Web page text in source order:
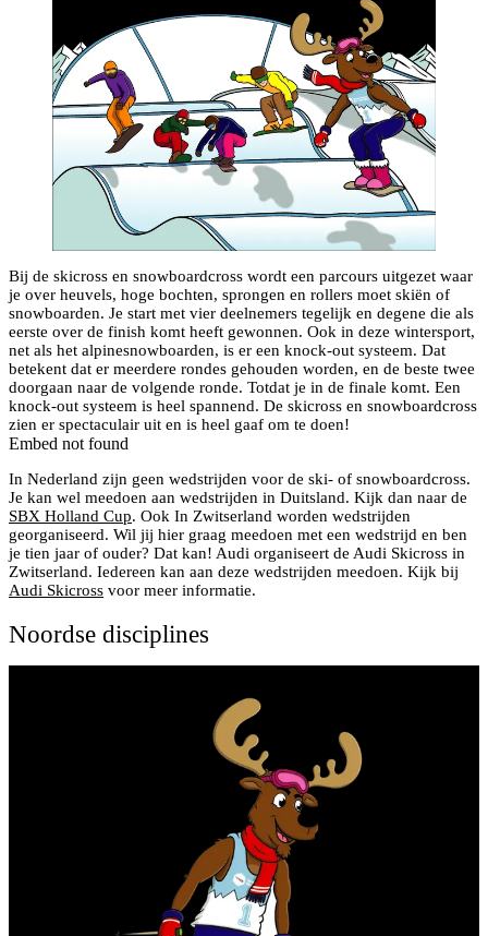
Bij de skicross en snowboardcross wordt een parcours uitgezet waar
je over heuvels, hoge bochten, sprongen en rollers moet skiën of
snowboarden. Je start met vier deelnemers tegelijk en degene die als
eerste over de finish komt heeft gewonnen. Ook in deze wintersport,
net als het alpinesnowboarden, is er een knock-out systeem. Dat
betekent dat er meerdere rondes gehouden worden, en de beste twee
doorgaan naar de volgende ronde. Totdat je in de finale komt. Een
knock-out systeem is heel spannend. De skicross en snowboardcross
zien er spectaculair uit en is heel gaaf om te doen!
Embed not found
In Nederland zijn geen wedstrijden voor de ski- of snowboardcross.
Je kan wel meedoen aan wedstrijden in Duitsland. Kijk dan naar de
SBX Holland Cup. Ook In Zwitserland worden wedstrijden
georganiseerd. Wil jij hier graag meedoen met een wedstrijd en ben
je tien jaar of ouder? Dat kan! Audi organiseert de Audi Skicross in
Zwitserland. Iedereen kan aan deze wedstrijden meedoen. Kijk bij
Audi Skicross voor meer informatie.
Noordse disciplines